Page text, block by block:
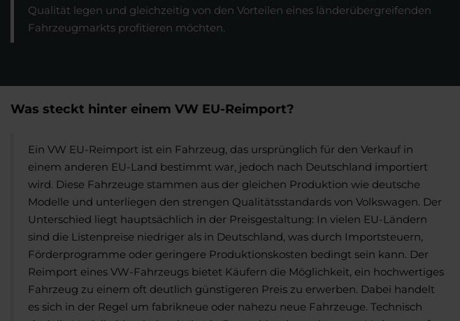
Qualität legen und gleichzeitig von den Vorteilen eines länderübergreifenden
Fahrzeugmarkts profitieren möchten.
Was steckt hinter einem VW EU-Reimport?
Ein VW EU-Reimport ist ein Fahrzeug, das ursprünglich für den Verkauf in
einem anderen EU-Land bestimmt war, jedoch nach Deutschland importiert
wird. Diese Fahrzeuge stammen aus der gleichen Produktion wie deutsche
Modelle und unterliegen den strengen Qualitätsstandards von Volkswagen. Der
Unterschied liegt hauptsächlich in der Preisgestaltung: In vielen EU-Ländern
sind die Listenpreise niedriger als in Deutschland, was durch Importsteuern,
Förderprogramme oder geringere Produktionskosten bedingt sein kann. Der
Reimport eines VW-Fahrzeugs bietet Käufern die Möglichkeit, ein hochwertiges
Fahrzeug zu einem oft deutlich günstigeren Preis zu erwerben. Dabei handelt
es sich in der Regel um fabrikneue oder nahezu neue Fahrzeuge. Technisch